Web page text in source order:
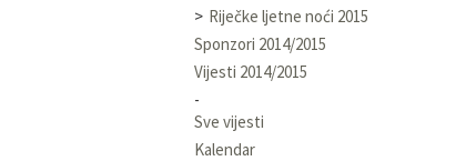
Riječke ljetne noći 2015
Sponzori 2014/2015
Vijesti 2014/2015
Sve vijesti
Kalendar